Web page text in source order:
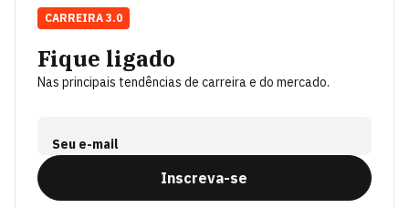
Fique ligado
Nas principais tendências de carreira e do mercado.
Seu e-mail
Inscreva-se
CARREIRA 3.0